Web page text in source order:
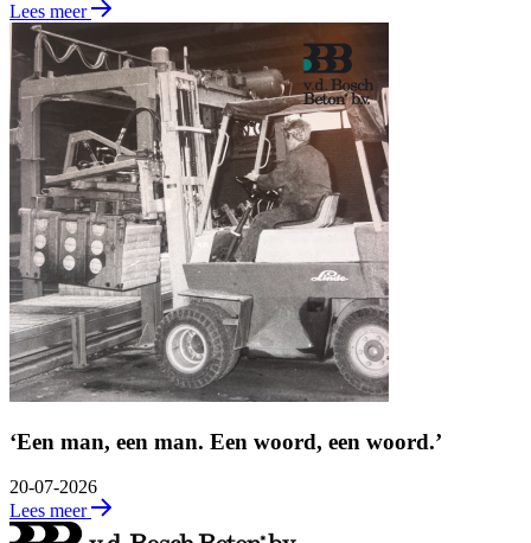
Lees meer
‘Een man, een man. Een woord, een woord.’
20-07-2026
Lees meer